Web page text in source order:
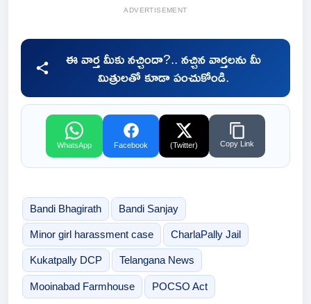
ADVERTISEMENT
ఈ వార్త మీకు నచ్చిందా?.. నచ్చిన వార్తలను మీ
మిత్రులతో కూడా పంచుకోండి.
WhatsApp Facebook (Twitter) Copy Link
Bandi Bhagirath Bandi Sanjay
Minor girl harassment case CharlaPally Jail
Kukatpally DCP Telangana News
Mooinabad Farmhouse POCSO Act